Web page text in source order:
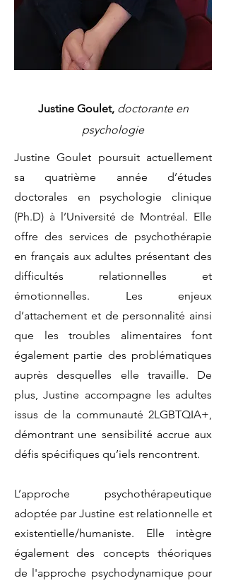
Justine Goulet, doctorante en
psychologie
Justine Goulet poursuit actuellement
sa quatrième année d’études
doctorales en psychologie clinique
(Ph.D) à l’Université de Montréal. Elle
offre des services de psychothérapie
en français aux adultes présentant des
difficultés relationnelles et
émotionnelles. Les enjeux
d’attachement et de personnalité ainsi
que les troubles alimentaires font
également partie des problématiques
auprès desquelles elle travaille. De
plus, Justine accompagne les adultes
issus de la communauté 2LGBTQIA+,
démontrant une sensibilité accrue aux
défis spécifiques qu’iels rencontrent.
L’approche psychothérapeutique
adoptée par Justine est relationnelle et
existentielle/humaniste. Elle intègre
également des concepts théoriques
de l'approche psychodynamique pour